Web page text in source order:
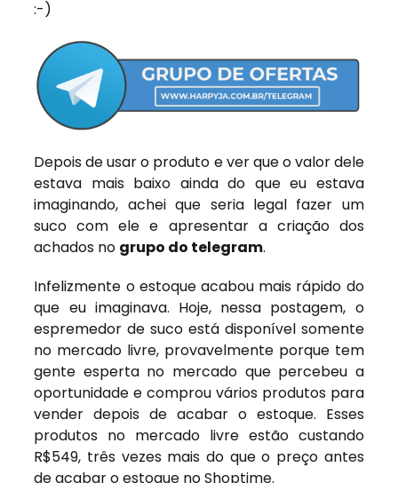
:-)
Depois de usar o produto e ver que o valor dele
estava mais baixo ainda do que eu estava
imaginando, achei que seria legal fazer um
suco com ele e apresentar a criação dos
achados no grupo do telegram.
Infelizmente o estoque acabou mais rápido do
que eu imaginava. Hoje, nessa postagem, o
espremedor de suco está disponível somente
no mercado livre, provavelmente porque tem
gente esperta no mercado que percebeu a
oportunidade e comprou vários produtos para
vender depois de acabar o estoque. Esses
produtos no mercado livre estão custando
R$549, três vezes mais do que o preço antes
de acabar o estoque no Shoptime.